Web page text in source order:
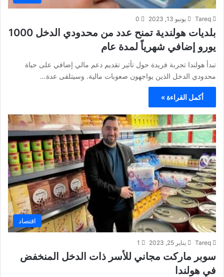
Tareq يونيو 13, 2023 0
بلديات هولندية تمنح عدد من محدودي الدخل 1000
يورو إضافي شهرياً لمدة عام
تبدأ هولندا تجربة فريدة حول تأثير تقديم دعم مالي إضافي على حياة
محدودي الدخل الذين يواجهون صعوبات مالية. وسيتلقى عدة…
أكمل القراءة »
اقتصاد
Tareq يناير 25, 2023 1
سوبر ماركت مجاني للأسر ذات الدخل المنخفض
في هولندا